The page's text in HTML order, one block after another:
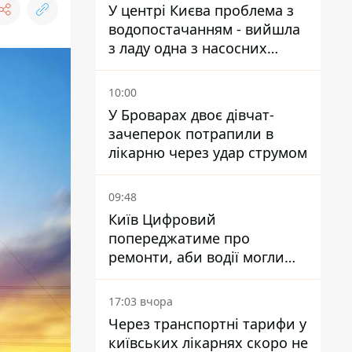
У центрі Києва проблема з
водопостачанням - вийшла
з ладу одна з насосних
станцій
10:00
У Броварах двоє дівчат-
зачеперок потрапили в
лікарню через удар струмом
09:48
Київ Цифровий
попереджатиме про
ремонти, аби водії могли
уникати ділянок із заторами
17:03 вчора
Через транспортні тарифи у
київських лікарнях скоро не